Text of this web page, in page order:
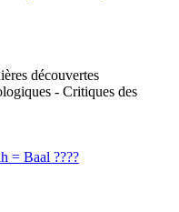
découvertes
- Critiques des
= Baal ????